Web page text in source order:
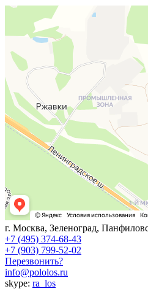
г. Москва, Зеленоград,
+7 (495) 374-68-43
+7 (903) 799-52-02
Перезвонить?
info@pololos.ru
skype: ra_los